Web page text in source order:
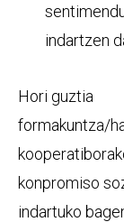
indartzen
Hori guztia
formakuntza/
konpromiso
indartuko